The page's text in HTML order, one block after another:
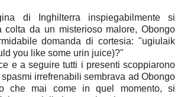
di Inghilterra inspiegabilmente si
colta da un misterioso malore, Obongo
domanda di cortesia: "ugiulaik
you like some urin juice)?"
e a seguire tutti i presenti scoppiarono
irrefrenabili sembrava ad Obongo
che mai come in quel momento, si